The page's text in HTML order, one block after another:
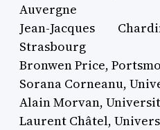
Auvergne
Jean-Jacques
Strasbourg
Bronwen Price,
Sorana Corneanu,
Alain Morvan,
Laurent Châtel,